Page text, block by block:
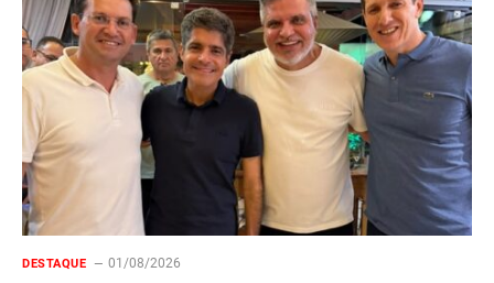
DESTAQUE 01/08/2026